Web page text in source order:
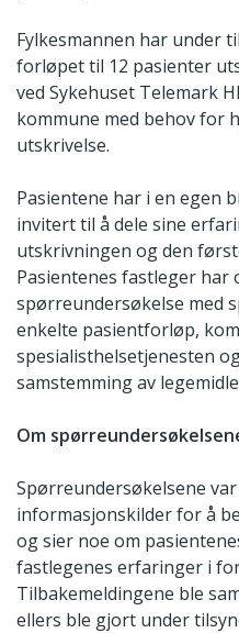
Fylkesmannen har under
forløpet til 12 pasienter
ved Sykehuset Telemark
kommune med behov for
utskrivelse.
Pasientene har i en egen
invitert til å dele sine
utskrivningen og den
Pasientenes fastleger har
spørreundersøkelse med
enkelte pasientforløp,
spesialisthelsetjenesten
samstemming av
Om
Spørreundersøkelsene
informasjonskilder for å
og sier noe om
fastlegenes erfaringer i
Tilbakemeldingene ble
ellers ble gjort under